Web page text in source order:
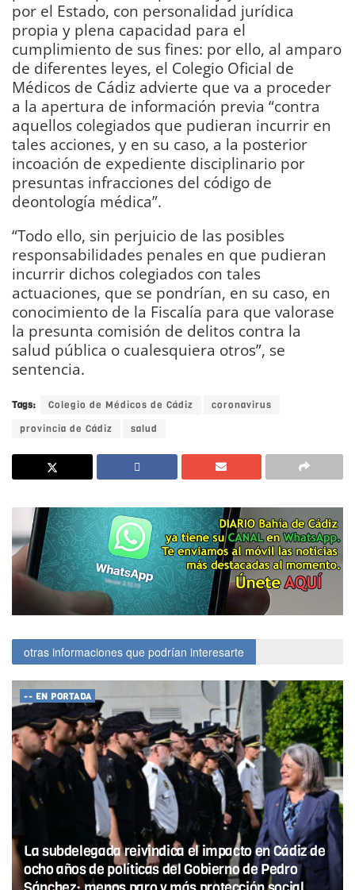
por el Estado, con personalidad jurídica
propia y plena capacidad para el
cumplimiento de sus fines: por ello, al amparo
de diferentes leyes, el Colegio Oficial de
Médicos de Cádiz advierte que va a proceder
a la apertura de información previa “contra
aquellos colegiados que pudieran incurrir en
tales acciones, y en su caso, a la posterior
incoación de expediente disciplinario por
presuntas infracciones del código de
deontología médica”.
“Todo ello, sin perjuicio de las posibles
responsabilidades penales en que pudieran
incurrir dichos colegiados con tales
actuaciones, que se pondrían, en su caso, en
conocimiento de la Fiscalía para que valorase
la presunta comisión de delitos contra la
salud pública o cualesquiera otros”, se
sentencia.
Tags: Colegio de Médicos de Cádiz
coronavirus
provincia de Cádiz
salud
otras informaciones que podrían interesarte
-- EN PORTADA
La subdelegada reivindica el impacto en Cádiz de
ocho años de políticas del Gobierno de Pedro